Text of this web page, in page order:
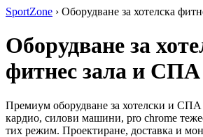
SportZone › Оборудване за хотелска
Оборудване за
фитнес зала и
Премиум оборудване за хотелски и
кардио, силови машини, pro chrome
тих режим. Проектиране, доставка и